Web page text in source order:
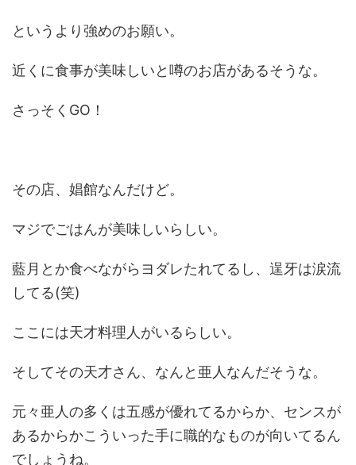
というより強めのお願い。
近くに食事が美味しいと噂のお店があるそうな。
さっそくGO！
その店、娼館なんだけど。
マジでごはんが美味しいらしい。
藍月とか食べながらヨダレたれてるし、逞牙は涙流
してる(笑)
ここには天才料理人がいるらしい。
そしてその天才さん、なんと亜人なんだそうな。
元々亜人の多くは五感が優れてるからか、センスが
あるからかこういった手に職的なものが向いてるん
でしょうね。